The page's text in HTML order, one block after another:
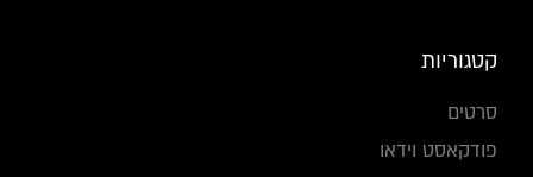
קטגוריות
סרטים
פודקאסט וידאו